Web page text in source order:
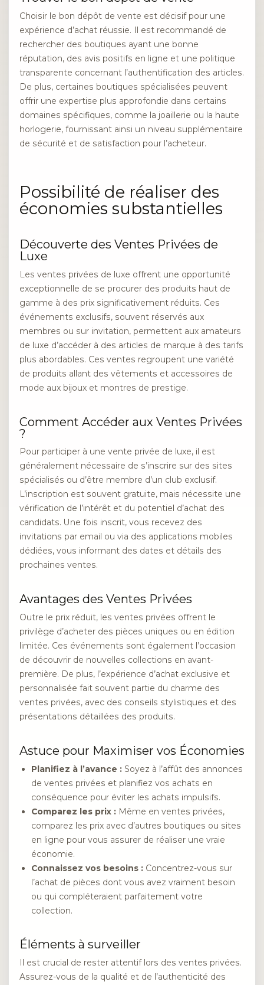
Choisir le bon dépôt de vente est décisif pour une
expérience d’achat réussie. Il est recommandé de
rechercher des boutiques ayant une bonne
réputation, des avis positifs en ligne et une politique
transparente concernant l’authentification des articles.
De plus, certaines boutiques spécialisées peuvent
offrir une expertise plus approfondie dans certains
domaines spécifiques, comme la joaillerie ou la haute
horlogerie, fournissant ainsi un niveau supplémentaire
de sécurité et de satisfaction pour l’acheteur.
Possibilité de réaliser des
économies substantielles
Découverte des Ventes Privées de
Luxe
Les ventes privées de luxe offrent une opportunité
exceptionnelle de se procurer des produits haut de
gamme à des prix significativement réduits. Ces
événements exclusifs, souvent réservés aux
membres ou sur invitation, permettent aux amateurs
de luxe d’accéder à des articles de marque à des tarifs
plus abordables. Ces ventes regroupent une variété
de produits allant des vêtements et accessoires de
mode aux bijoux et montres de prestige.
Comment Accéder aux Ventes Privées
?
Pour participer à une vente privée de luxe, il est
généralement nécessaire de s’inscrire sur des sites
spécialisés ou d’être membre d’un club exclusif.
L’inscription est souvent gratuite, mais nécessite une
vérification de l’intérêt et du potentiel d’achat des
candidats. Une fois inscrit, vous recevez des
invitations par email ou via des applications mobiles
dédiées, vous informant des dates et détails des
prochaines ventes.
Avantages des Ventes Privées
Outre le prix réduit, les ventes privées offrent le
privilège d’acheter des pièces uniques ou en édition
limitée. Ces événements sont également l’occasion
de découvrir de nouvelles collections en avant-
première. De plus, l’expérience d’achat exclusive et
personnalisée fait souvent partie du charme des
ventes privées, avec des conseils stylistiques et des
présentations détaillées des produits.
Astuce pour Maximiser vos Économies
Planifiez à l’avance : Soyez à l’affût des annonces
de ventes privées et planifiez vos achats en
conséquence pour éviter les achats impulsifs.
Comparez les prix : Même en ventes privées,
comparez les prix avec d’autres boutiques ou sites
en ligne pour vous assurer de réaliser une vraie
économie.
Connaissez vos besoins : Concentrez-vous sur
l’achat de pièces dont vous avez vraiment besoin
ou qui compléteraient parfaitement votre
collection.
Éléments à surveiller
Il est crucial de rester attentif lors des ventes privées.
Assurez-vous de la qualité et de l’authenticité des